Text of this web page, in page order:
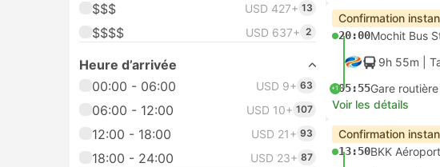
$$$ USD 427+ 13
$$$$ USD 637+ 2
Heure d’arrivée
00:00 - 06:00
USD 9+ 63
06:00 - 12:00 USD 10+ 107
12:00 - 18:00 USD 21+ 93
18:00 - 24:00 USD 23+ 87
Confirmation
20:00
9h 55m |
+105:55Gare
Voir les détails
Confirmation
13:50BKK